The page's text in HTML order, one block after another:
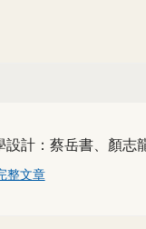
、顏志龍 教案
整文章